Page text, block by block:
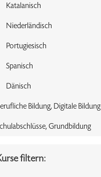
Katalanisch
Niederländisch
Portugiesisch
Spanisch
Dänisch
Bildung, Digitale Bildung
Grundbildung
filtern: